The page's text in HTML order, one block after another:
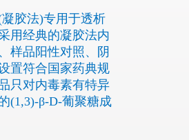
胶法)专用于透析
用经典的凝胶法内
样品阳性对照、阴
置符合国家药典规
只对内毒素有特异
(1,3)-β-D-葡聚糖成